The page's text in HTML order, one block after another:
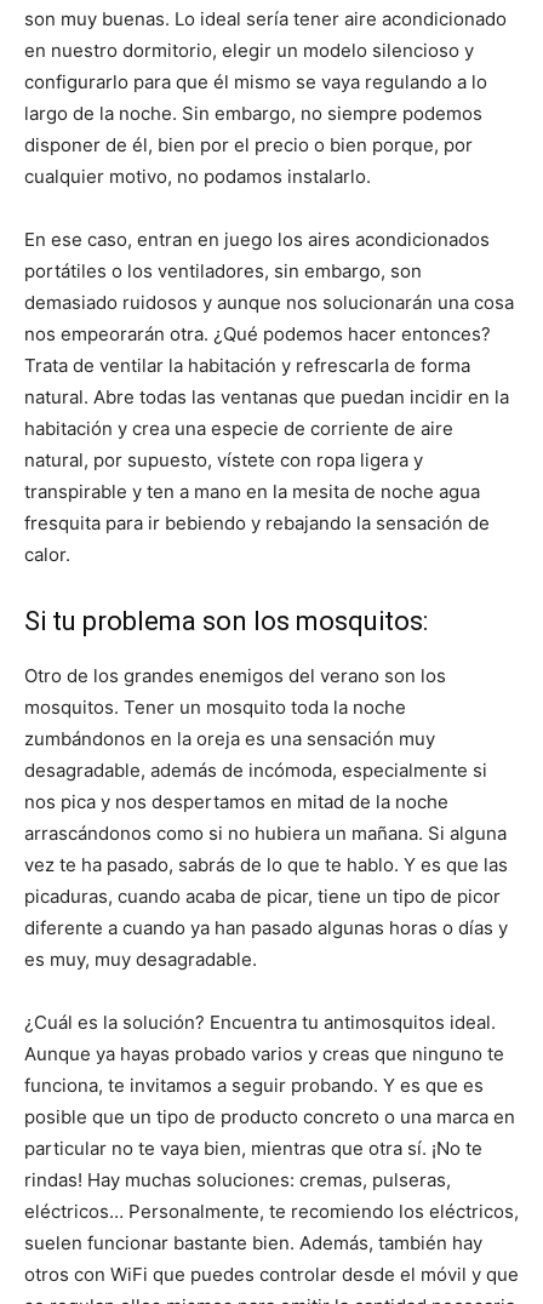
son muy buenas. Lo ideal sería tener aire acondicionado
en nuestro dormitorio, elegir un modelo silencioso y
configurarlo para que él mismo se vaya regulando a lo
largo de la noche. Sin embargo, no siempre podemos
disponer de él, bien por el precio o bien porque, por
cualquier motivo, no podamos instalarlo.
En ese caso, entran en juego los aires acondicionados
portátiles o los ventiladores, sin embargo, son
demasiado ruidosos y aunque nos solucionarán una cosa
nos empeorarán otra. ¿Qué podemos hacer entonces?
Trata de ventilar la habitación y refrescarla de forma
natural. Abre todas las ventanas que puedan incidir en la
habitación y crea una especie de corriente de aire
natural, por supuesto, vístete con ropa ligera y
transpirable y ten a mano en la mesita de noche agua
fresquita para ir bebiendo y rebajando la sensación de
calor.
Si tu problema son los mosquitos:
Otro de los grandes enemigos del verano son los
mosquitos. Tener un mosquito toda la noche
zumbándonos en la oreja es una sensación muy
desagradable, además de incómoda, especialmente si
nos pica y nos despertamos en mitad de la noche
arrascándonos como si no hubiera un mañana. Si alguna
vez te ha pasado, sabrás de lo que te hablo. Y es que las
picaduras, cuando acaba de picar, tiene un tipo de picor
diferente a cuando ya han pasado algunas horas o días y
es muy, muy desagradable.
¿Cuál es la solución? Encuentra tu antimosquitos ideal.
Aunque ya hayas probado varios y creas que ninguno te
funciona, te invitamos a seguir probando. Y es que es
posible que un tipo de producto concreto o una marca en
particular no te vaya bien, mientras que otra sí. ¡No te
rindas! Hay muchas soluciones: cremas, pulseras,
eléctricos… Personalmente, te recomiendo los eléctricos,
suelen funcionar bastante bien. Además, también hay
otros con WiFi que puedes controlar desde el móvil y que